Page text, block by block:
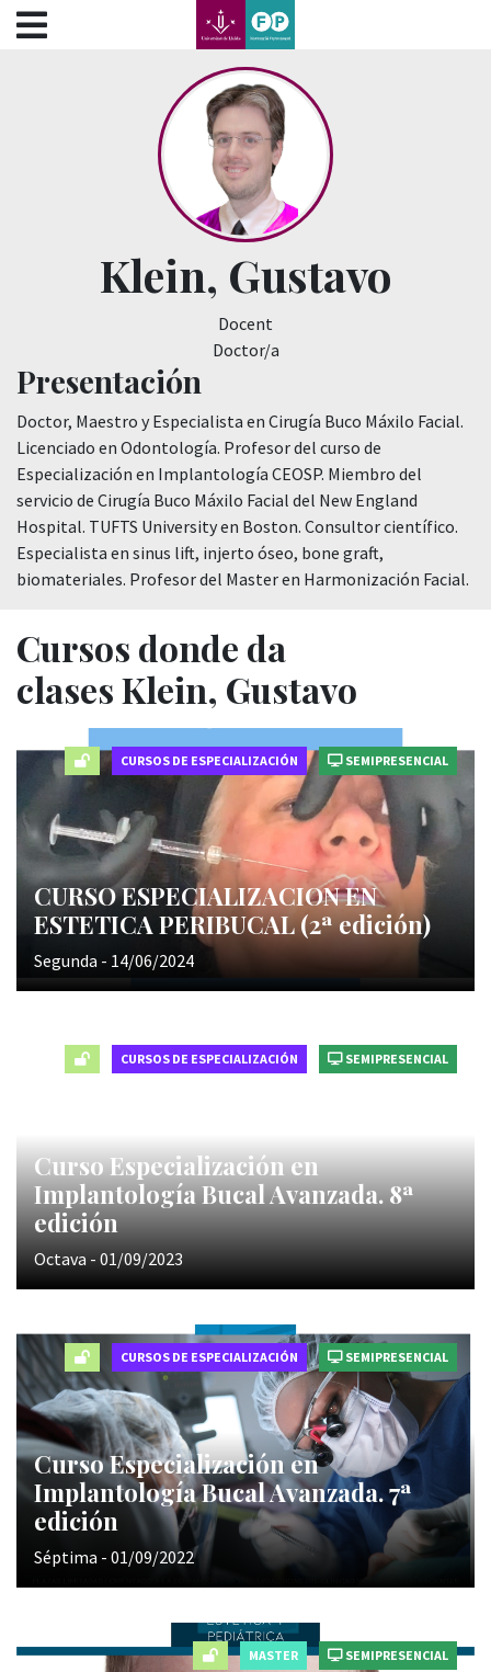
???label.access.jump.content???
???label.access.jump.header???
???label.access.jump.footer???
???label.access.jump.menu???
Klein, Gustavo
Docent
Doctor/a
Presentación
Doctor, Maestro y Especialista en Cirugía Buco Máxilo Facial.
Licenciado en Odontología. Profesor del curso de
Especialización en Implantología CEOSP. Miembro del
servicio de Cirugía Buco Máxilo Facial del New England
Hospital. TUFTS University en Boston. Consultor científico.
Especialista en sinus lift, injerto óseo, bone graft,
biomateriales. Profesor del Master en Harmonización Facial.
Cursos donde da
clases Klein, Gustavo
CURSOS DE ESPECIALIZACIÓN SEMIPRESENCIAL
CURSO ESPECIALIZACION EN
ESTETICA PERIBUCAL (2ª edición)
Segunda - 14/06/2024
CURSOS DE ESPECIALIZACIÓN SEMIPRESENCIAL
Curso Especialización en
Implantología Bucal Avanzada. 8ª
edición
Octava - 01/09/2023
CURSOS DE ESPECIALIZACIÓN SEMIPRESENCIAL
Curso Especialización en
Implantología Bucal Avanzada. 7ª
edición
Séptima - 01/09/2022
MASTER SEMIPRESENCIAL